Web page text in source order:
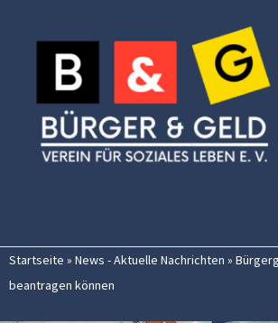
Inhalt
springen
Startseite » News - Aktuelle Nachrichten »
beantragen können